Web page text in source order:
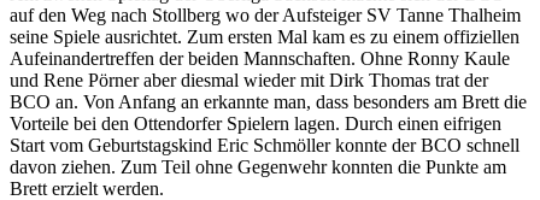
auf den Weg nach Stollberg wo der Aufsteiger SV Tanne Thalheim
seine Spiele ausrichtet. Zum ersten Mal kam es zu einem offiziellen
Aufeinandertreffen der beiden Mannschaften. Ohne Ronny Kaule
und Rene Pörner aber diesmal wieder mit Dirk Thomas trat der
BCO an. Von Anfang an erkannte man, dass besonders am Brett die
Vorteile bei den Ottendorfer Spielern lagen. Durch einen eifrigen
Start vom Geburtstagskind Eric Schmöller konnte der BCO schnell
davon ziehen. Zum Teil ohne Gegenwehr konnten die Punkte am
Brett erzielt werden.